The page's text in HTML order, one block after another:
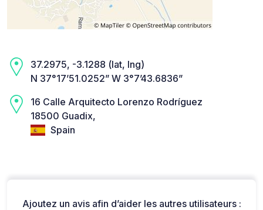
37.2975, -3.1288 (lat, lng)
N 37°17’51.0252” W 3°7’43.6836”
16 Calle Arquitecto Lorenzo Rodríguez
18500 Guadix,
Spain
Ajoutez un avis afin d’aider les autres utilisateurs :